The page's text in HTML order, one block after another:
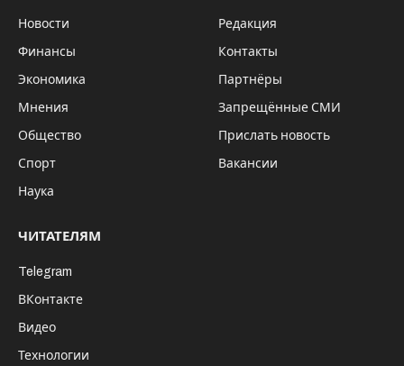
нанесённым наносеребром. Эти маски
способны «самоочищаться» и эффективны на
протяжении десяти часов.
При поддержке департамента
промышленности, инноваций и
предпринимательства мэрии города
партия масок и направлена в ряд организаций
инфекционную клиническую больницу №1 и на
космодром «Восточный». При очередном
посещении космодрома, руководство
Роскосмоса проверило инновационные маски